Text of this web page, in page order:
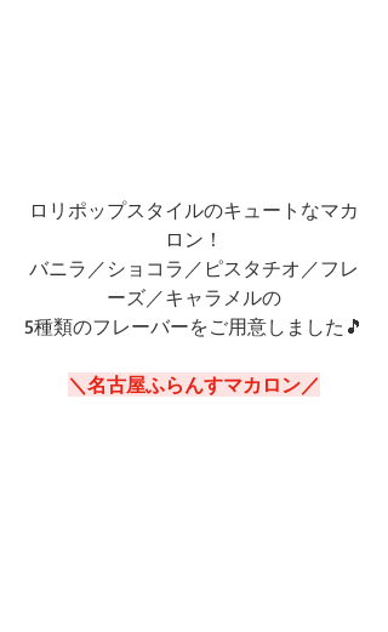
ロリポップスタイルのキュートなマカ
ロン！
バニラ／ショコラ／ピスタチオ／フレ
ーズ／キャラメルの
5種類のフレーバーをご用意しました🎵
＼名古屋ふらんすマカロン／